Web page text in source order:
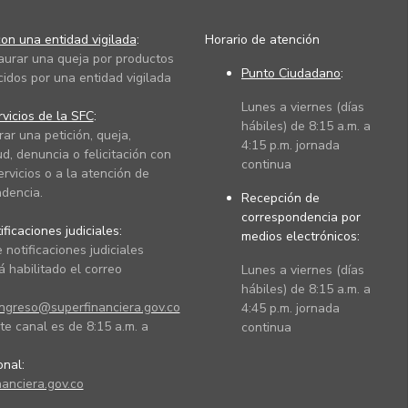
una entidad vigilada:
una queja por productos
por una entidad vigilada
de la SFC:
una petición, queja,
denuncia o felicitación con
o a la atención de
judiciales:
notificaciones judiciales
habilitado el correo
canal es de 8:15 a.m. a
Horario de atención
Punto Ciudadano:
Lunes a viernes (días
hábiles) de 8:15 a.m. a
4:15 p.m. jornada
continua
Recepción de
correspondencia por
medios electrónicos:
Lunes a viernes (días
hábiles) de 8:15 a.m. a
4:45 p.m. jornada
continua